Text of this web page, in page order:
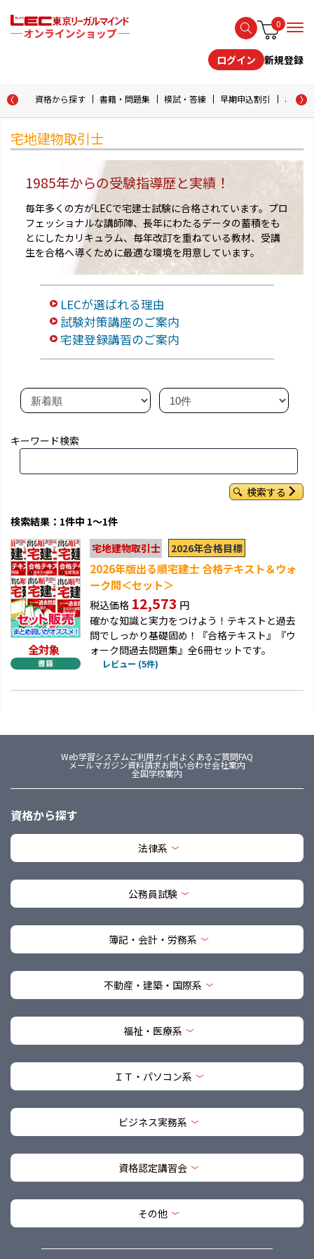
0
ログイン 新規登録
資格から探す 書籍・問題集 模試・答練 早期申込割引 おため
宅地建物取引士
1985年からの受験指導歴と実績！
毎年多くの方がLECで宅建士試験に合格されています。プロ
フェッショナルな講師陣、長年にわたるデータの蓄積をも
とにしたカリキュラム、毎年改訂を重ねている教材、受講
生を合格へ導くために最適な環境を用意しています。
LECが選ばれる理由
試験対策講座のご案内
宅建登録講習のご案内
キーワード検索
検索する
検索結果：1件中 1～1件
全対象
宅地建物取引士 2026年合格目標
2026年版出る順宅建士 合格テキスト＆ウォ
ーク問＜セット＞
税込価格 12,573 円
確かな知識と実力をつけよう！テキストと過去
問でしっかり基礎固め！『合格テキスト』『ウ
ォーク問過去問題集』全6冊セットです。
レビュー (5件)
Web学習システムご利用ガイドよくあるご質問FAQ
メールマガジン資料請求お問い合わせ会社案内
全国学校案内
資格から探す
法律系
公務員試験
簿記・会計・労務系
不動産・建築・国際系
福祉・医療系
ＩＴ・パソコン系
ビジネス実務系
資格認定講習会
その他